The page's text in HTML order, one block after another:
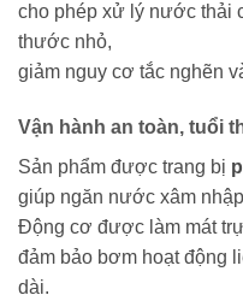
cho phép xử lý nước thải
thước nhỏ,
giảm nguy cơ tắc nghẽn
Vận hành an toàn, tuổi
Sản phẩm được trang bị
giúp ngăn nước xâm
Động cơ được làm mát
đảm bảo bơm hoạt động
dài.